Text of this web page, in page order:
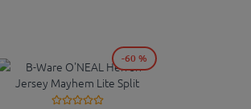
-60 %